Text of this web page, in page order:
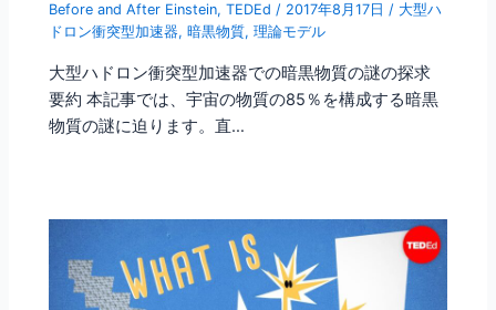
Before and After Einstein,TEDEd / 2017年8月17日/ 大型ハ
ドロン衝突型加速器,暗黒物質,理論モデル
大型ハドロン衝突型加速器での暗黒物質の謎の探求
要約 本記事では、宇宙の物質の85％を構成する暗黒
物質の謎に迫ります。直…